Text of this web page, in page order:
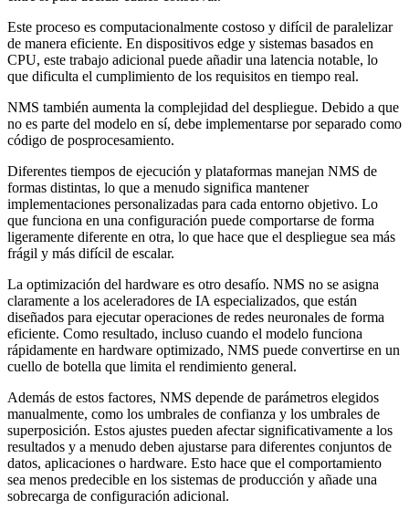
Este proceso es computacionalmente costoso y difícil de paralelizar
de manera eficiente. En dispositivos edge y sistemas basados en
CPU, este trabajo adicional puede añadir una latencia notable, lo
que dificulta el cumplimiento de los requisitos en tiempo real.
NMS también aumenta la complejidad del despliegue. Debido a que
no es parte del modelo en sí, debe implementarse por separado como
código de posprocesamiento.
Diferentes tiempos de ejecución y plataformas manejan NMS de
formas distintas, lo que a menudo significa mantener
implementaciones personalizadas para cada entorno objetivo. Lo
que funciona en una configuración puede comportarse de forma
ligeramente diferente en otra, lo que hace que el despliegue sea más
frágil y más difícil de escalar.
La optimización del hardware es otro desafío. NMS no se asigna
claramente a los aceleradores de IA especializados, que están
diseñados para ejecutar operaciones de redes neuronales de forma
eficiente. Como resultado, incluso cuando el modelo funciona
rápidamente en hardware optimizado, NMS puede convertirse en un
cuello de botella que limita el rendimiento general.
Además de estos factores, NMS depende de parámetros elegidos
manualmente, como los umbrales de confianza y los umbrales de
superposición. Estos ajustes pueden afectar significativamente a los
resultados y a menudo deben ajustarse para diferentes conjuntos de
datos, aplicaciones o hardware. Esto hace que el comportamiento
sea menos predecible en los sistemas de producción y añade una
sobrecarga de configuración adicional.